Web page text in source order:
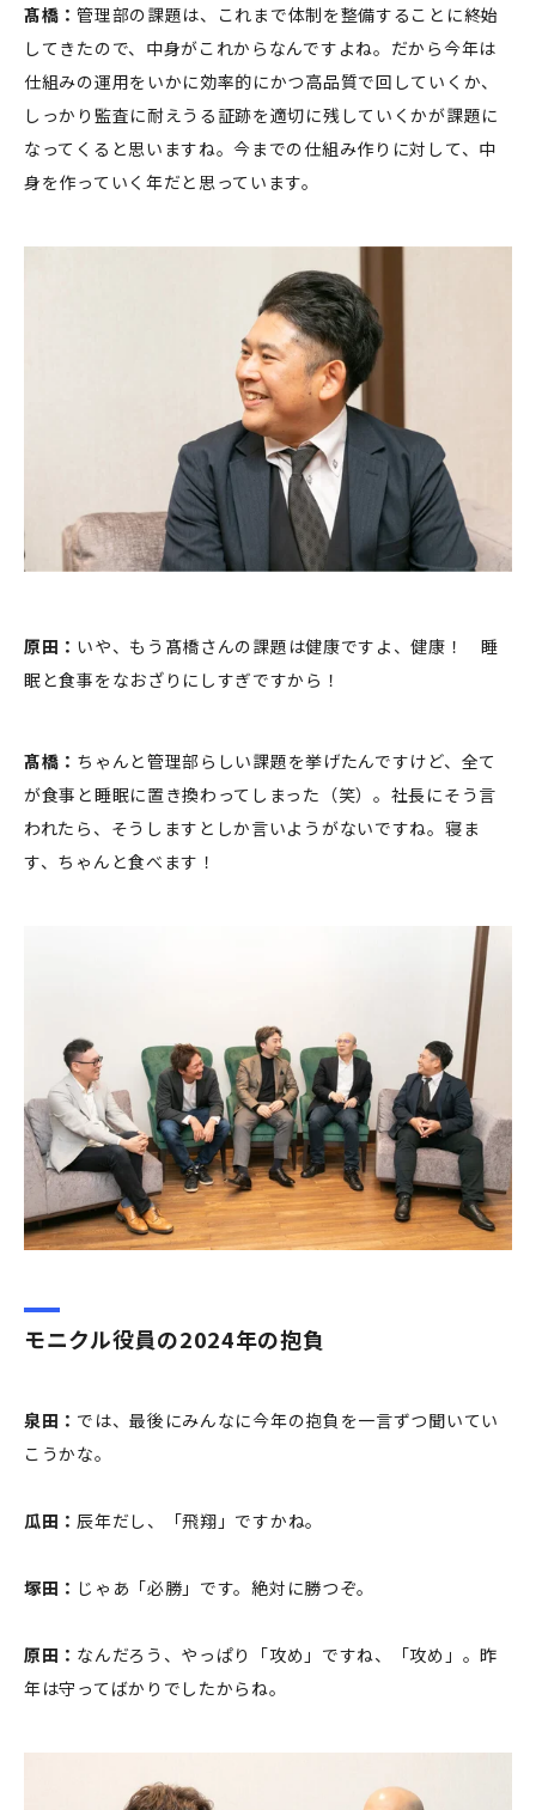
髙橋：管理部の課題は、これまで体制を整備することに終始
してきたので、中身がこれからなんですよね。だから今年は
仕組みの運用をいかに効率的にかつ高品質で回していくか、
しっかり監査に耐えうる証跡を適切に残していくかが課題に
なってくると思いますね。今までの仕組み作りに対して、中
身を作っていく年だと思っています。
原田： いや、もう髙橋さんの課題は健康ですよ、健康！ 睡
眠と食事をなおざりにしすぎですから！
髙橋： ちゃんと管理部らしい課題を挙げたんですけど、全て
が食事と睡眠に置き換わってしまった（笑）。社長にそう言
われたら、そうしますとしか言いようがないですね。寝ま
す、ちゃんと食べます！
モニクル役員の2024年の抱負
泉田： では、最後にみんなに今年の抱負を一言ずつ聞いてい
こうかな。
瓜田：辰年だし、「飛翔」ですかね。
塚田： じゃあ「必勝」です。絶対に勝つぞ。
原田： なんだろう、やっぱり「攻め」ですね、「攻め」。昨
年は守ってばかりでしたからね。